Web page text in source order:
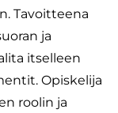
Tavoitteena
ja
itselleen
Opiskelija
roolin ja